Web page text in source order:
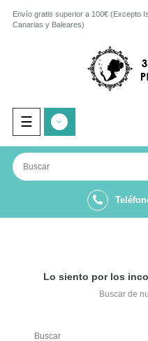
Envío gratis superior a 100€ (Excepto
Canarias y Baleares)
Navegación
de
palanca
☰
Lo siento por los
Buscar de